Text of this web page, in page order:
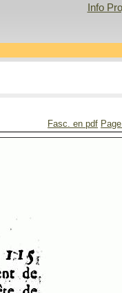
Info
Fasc. en pdf